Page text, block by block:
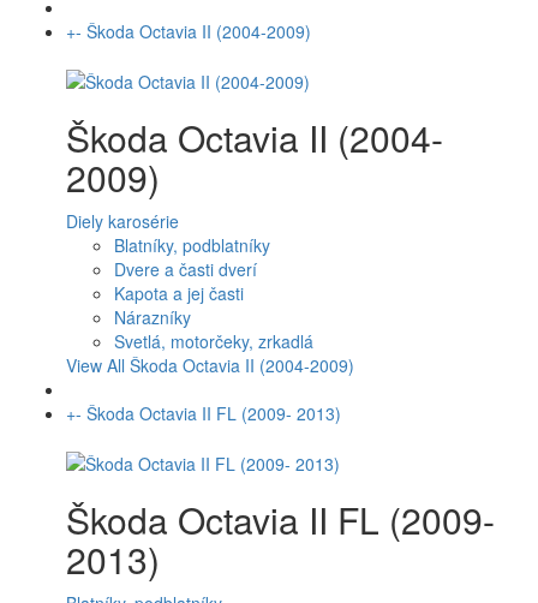
+- Škoda Octavia II (2004-2009)
Škoda Octavia II (2004-
2009)
Diely karosérie
Blatníky, podblatníky
Dvere a časti dverí
Kapota a jej časti
Nárazníky
Svetlá, motorčeky, zrkadlá
View All Škoda Octavia II (2004-2009)
+- Škoda Octavia II FL (2009- 2013)
Škoda Octavia II FL (2009-
2013)